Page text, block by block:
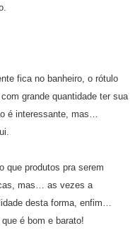
fica no banheiro, o rótulo
grande quantidade ter sua
é interessante, mas…
que produtos pra serem
mas… as vezes a
desta forma, enfim…
é bom e barato!